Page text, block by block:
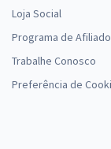
Loja Social
Programa de
Trabalhe Conosco
Preferência de